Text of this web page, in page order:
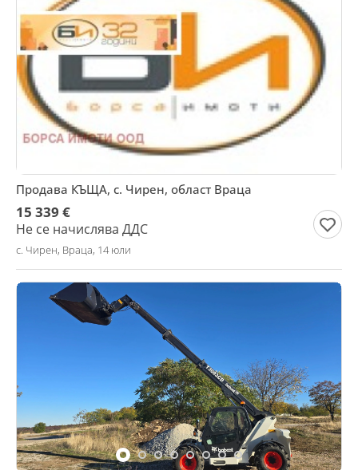
Продава КЪЩА, с. Чирен, област Враца
15 339 €
Не се начислява ДДС
с. Чирен, Враца, 14 юли